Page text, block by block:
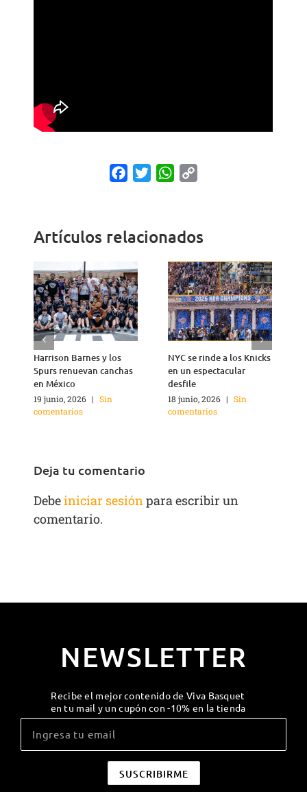
FacebookTwitterWhatsApp
Artículos relacionados
Harrison Barnes y los
Spurs renuevan canchas
en México
19 junio, 2026 | Sin
comentarios
NYC se rinde a los Knicks
en un espectacular
desfile
18 junio, 2026 | Sin
comentarios
Deja tu comentario
Debeiniciar sesiónpara escribir un
comentario.
NEWSLETTER
Recibe el mejor contenido de Viva Basquet
en tu mail y un cupón con -10% en la tienda